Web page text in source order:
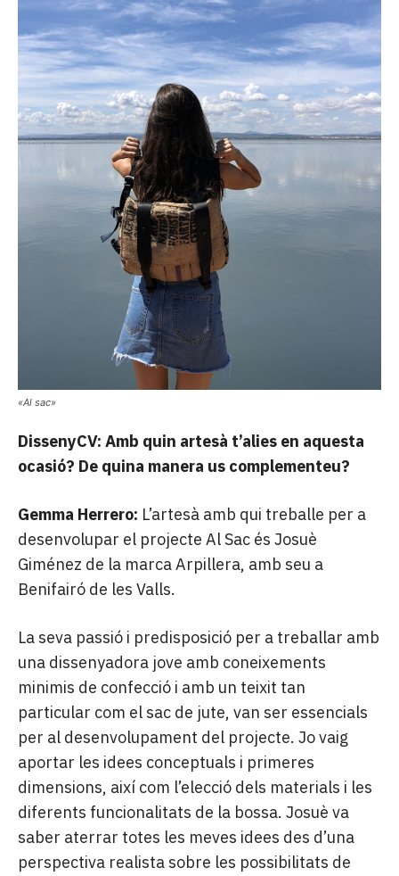
«Al sac»
DissenyCV: Amb quin artesà t’alies en aquesta
ocasió? De quina manera us complementeu?
Gemma Herrero: L’artesà amb qui treballe per a
desenvolupar el projecte Al Sac és Josuè
Giménez de la marca Arpillera, amb seu a
Benifairó de les Valls.
La seva passió i predisposició per a treballar amb
una dissenyadora jove amb coneixements
minimis de confecció i amb un teixit tan
particular com el sac de jute, van ser essencials
per al desenvolupament del projecte. Jo vaig
aportar les idees conceptuals i primeres
dimensions, així com l’elecció dels materials i les
diferents funcionalitats de la bossa. Josuè va
saber aterrar totes les meves idees des d’una
perspectiva realista sobre les possibilitats de